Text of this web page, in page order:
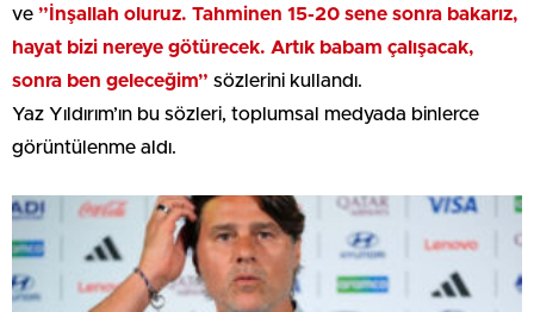
ve ”İnşallah oluruz. Tahminen 15-20 sene sonra bakarız,
hayat bizi nereye götürecek. Artık babam çalışacak,
sonra ben geleceğim” sözlerini kullandı.
Yaz Yıldırım’ın bu sözleri, toplumsal medyada binlerce
görüntülenme aldı.